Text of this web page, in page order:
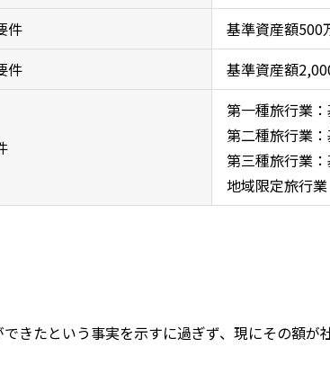
件
基準資産額500
件
基準資産額
第一種旅行業
第二種旅行業
第三種旅行業
地域限定旅行
きたという事実を示すに過ぎず、現にその額が